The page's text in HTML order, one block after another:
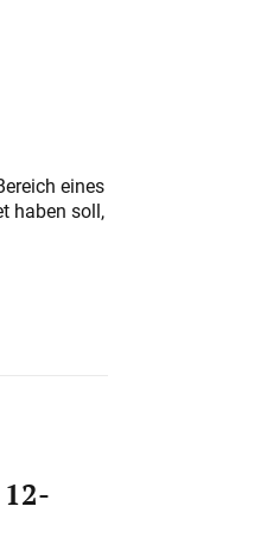
eines
haben soll,